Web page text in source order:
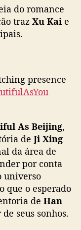
Y
o
u
”
a
m
o
m
X
u
K
a
i
e
T
do romance
traz Xu Kai e
presence
#你比星光美丽
June 25,
As Beijing,
de Ji Xing
da área de
por conta
universo
que o esperado
de Han
seus sonhos.